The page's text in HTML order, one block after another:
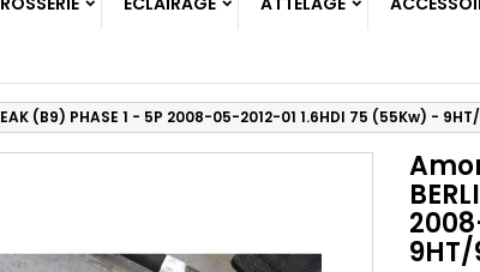
(B9) PHASE 1 - 5P 2008-05-2012-01 1.6HDI 75 (55Kw) -